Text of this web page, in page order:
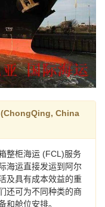
(ChongQing, China
整柜海运 (FCL)服务
海运直接发运到阿尔
及具有成本效益的重
还可为不同种类的商
和舱位安排。